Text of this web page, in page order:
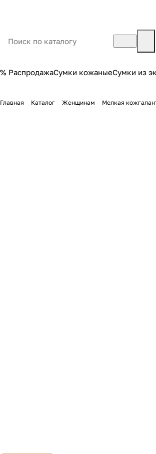
% РаспродажаСумки кожаныеСумки из
Главная Каталог Женщинам Мелкая